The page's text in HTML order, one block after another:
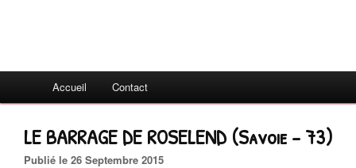
Accueil Contact
LE BARRAGE DE ROSELEND (Savoie - 73)
Publié le 26 Septembre 2015